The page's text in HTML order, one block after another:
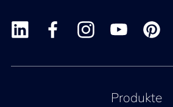
Produkte